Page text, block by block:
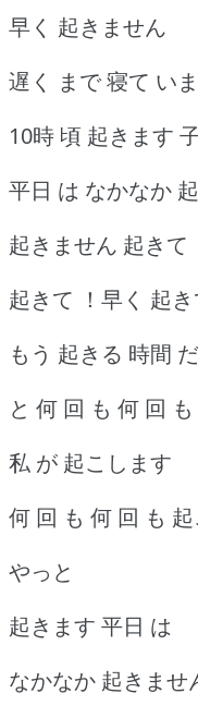
早く 起きません
遅く まで 寝て い
10時 頃 起きます
平日 は なかなか
起きません 起きて
起きて ！早く 起き
もう 起きる 時間
と 何 回 も 何 回 も
私 が 起こします
何 回 も 何 回 も
やっと
起きます 平日 は
なかなか 起きませ